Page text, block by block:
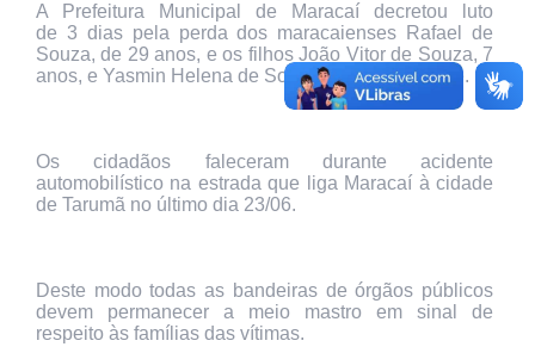
A Prefeitura Municipal de Maracaí decretou luto
de 3 dias pela perda dos maracaienses Rafael de
Souza, de 29 anos, e os filhos João Vitor de Souza, 7
anos, e Yasmin Helena de Souza, 4 anos de idade.
Os cidadãos faleceram durante acidente
automobilístico na estrada que liga Maracaí à cidade
de Tarumã no último dia 23/06.
Deste modo todas as bandeiras de órgãos públicos
devem permanecer a meio mastro em sinal de
respeito às famílias das vítimas.